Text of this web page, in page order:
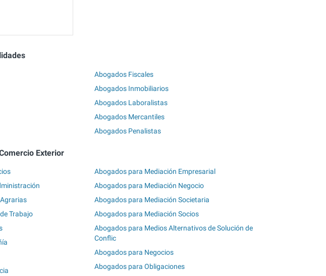
Abogados Fiscales
Abogados Inmobiliarios
Abogados Laboralistas
Abogados Mercantiles
Abogados Penalistas
Exterior
Trabajo
Abogados para Mediación Empresarial
Abogados para Mediación Negocio
Abogados para Mediación Societaria
Abogados para Mediación Socios
Abogados para Medios Alternativos de Solución de
Conflic
Abogados para Negocios
Abogados para Obligaciones